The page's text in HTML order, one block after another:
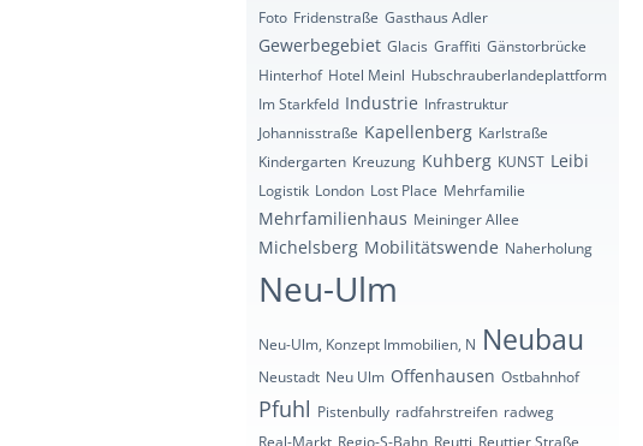
Foto Fridenstraße Gasthaus Adler
Gewerbegebiet Glacis Graffiti Gänstorbrücke
Hinterhof Hotel Meinl Hubschrauberlandeplattform
Im Starkfeld Industrie Infrastruktur
Johannisstraße Kapellenberg Karlstraße
Kindergarten Kreuzung Kuhberg KUNST Leibi
Logistik London Lost Place Mehrfamilie
Mehrfamilienhaus Meininger Allee
Michelsberg Mobilitätswende Naherholung
Neu-Ulm
Neu-Ulm, Konzept Immobilien, N Neubau
Neustadt Neu Ulm Offenhausen Ostbahnhof
Pfuhl Pistenbully radfahrstreifen radweg
Real-Markt Regio-S-Bahn Reutti Reuttier Straße